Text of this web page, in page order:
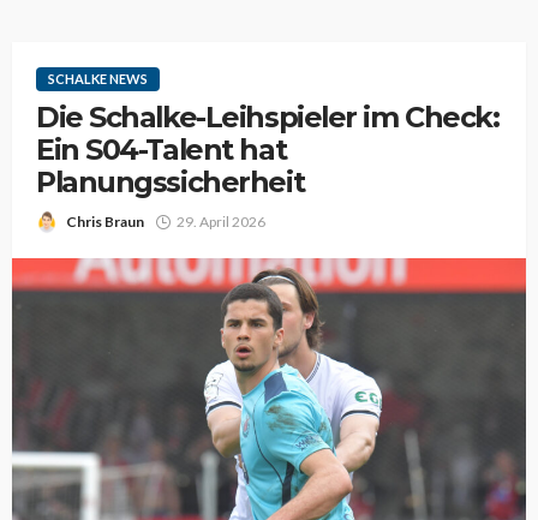
SCHALKE NEWS
Die Schalke-Leihspieler im Check:
Ein S04-Talent hat
Planungssicherheit
Chris Braun 29. April 2026